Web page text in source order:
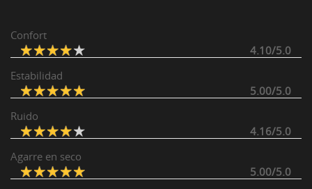
Confort
4.10/5.0
Estabilidad
5.00/5.0
Ruido
4.16/5.0
Agarre en seco
5.00/5.0